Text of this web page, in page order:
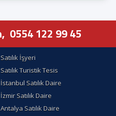
0554 122 99 45
Satılık İşyeri
Satılık Turistik Tesis
İstanbul Satılık Daire
İzmir Satılık Daire
Antalya Satılık Daire